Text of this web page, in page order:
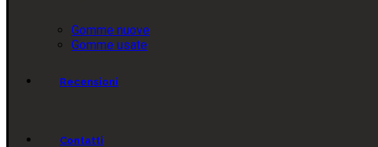
Gomme nuove
Gomme usate
Recensioni
Contatti